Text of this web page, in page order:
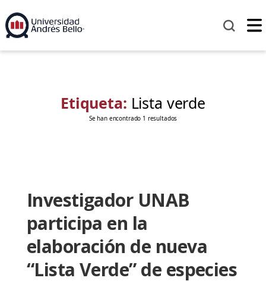
Etiqueta: Lista verde
Se han encontrado 1 resultados
Investigador UNAB
participa en la
elaboración de nueva
“Lista Verde” de especies